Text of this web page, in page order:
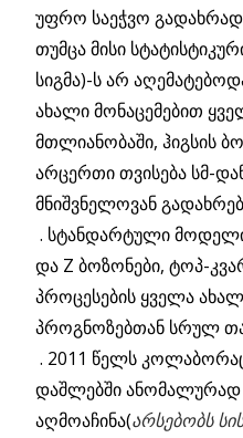
უფრო საეჭვო
თუმცა მისი
სიგმა)-ს არ
ახალი მონაცემებით
მთლიანობაში, ჰიგსის
არცერთი თვისება სმ-
მნიშვნელოვან
. სტანდარტული
და Z ბოზონები, ტოპ-
პროცესების ყველა
პროგნოზებთან სრულ
. 2011 წელს
დაშლებში
აღმოაჩინა(არსებობს